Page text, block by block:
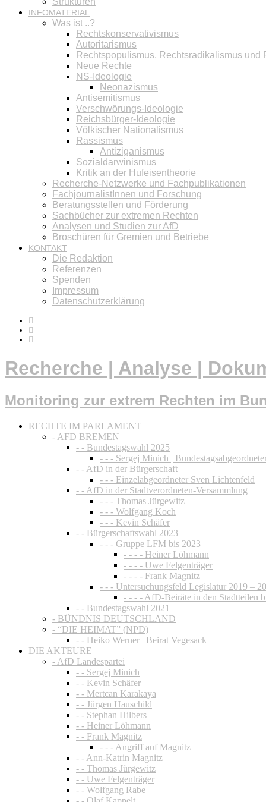
INFOMATERIAL
Was ist ..?
Rechtskonservativismus
Autoritarismus
Rechtspopulismus, Rechtsradikalismus und
Neue Rechte
NS-Ideologie
Neonazismus
Antisemitismus
Verschwörungs-Ideologie
Reichsbürger-Ideologie
Völkischer Nationalismus
Rassismus
Antiziganismus
Sozialdarwinismus
Kritik an der Hufeisentheorie
Recherche-Netzwerke und Fachpublikationen
FachjournalistInnen und Forschung
Beratungsstellen und Förderung
Sachbücher zur extremen Rechten
Analysen und Studien zur AfD
Broschüren für Gremien und Betriebe
KONTAKT
Die Redaktion
Referenzen
Spenden
Impressum
Datenschutzerklärung
Recherche | Analyse |
Monitoring zur extrem Rechten im
RECHTE IM PARLAMENT
- AFD BREMEN
- - Bundestagswahl 2025
- - - Sergej Minich |
- - AfD in der Bürgerschaft
- - - Einzelabgeordneter Sven Lichtenfeld
- - AfD in der Stadtverordneten-Versammlung
- - - Thomas Jürgewitz
- - - Wolfgang Koch
- - - Kevin Schäfer
- - Bürgerschaftswahl 2023
- - - Gruppe LFM bis 2023
- - - - Heiner Löhmann
- - - - Uwe Felgenträger
- - - - Frank Magnitz
- - - Untersuchungsfeld Legislatur 2019 –
- - - - AfD-Beiräte in den Stadtteilen
- - Bundestagswahl 2021
- BÜNDNIS DEUTSCHLAND
- “DIE HEIMAT” (NPD)
- - Heiko Werner | Beirat Vegesack
DIE AKTEURE
- AfD Landespartei
- - Sergej Minich
- - Kevin Schäfer
- - Mertcan Karakaya
- - Jürgen Hauschild
- - Stephan Hilbers
- - Heiner Löhmann
- - Frank Magnitz
- - - Angriff auf Magnitz
- - Ann-Katrin Magnitz
- - Thomas Jürgewitz
- - Uwe Felgenträger
- - Wolfgang Rabe